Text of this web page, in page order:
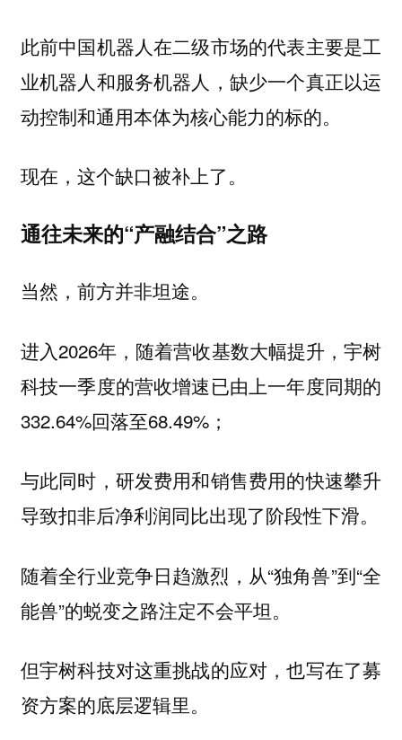
此前中国机器人在二级市场的代表主要是工
业机器人和服务机器人，缺少一个真正以运
动控制和通用本体为核心能力的标的。
现在，这个缺口被补上了。
通往未来的“产融结合”之路
当然，前方并非坦途。
进入2026年，随着营收基数大幅提升，宇树
科技一季度的营收增速已由上一年度同期的
332.64%回落至68.49%；
与此同时，研发费用和销售费用的快速攀升
导致扣非后净利润同比出现了阶段性下滑。
随着全行业竞争日趋激烈，从“独角兽”到“全
能兽”的蜕变之路注定不会平坦。
但宇树科技对这重挑战的应对，也写在了募
资方案的底层逻辑里。